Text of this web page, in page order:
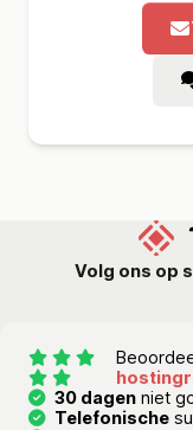
Volg ons op
30 dagen niet
Telefonische